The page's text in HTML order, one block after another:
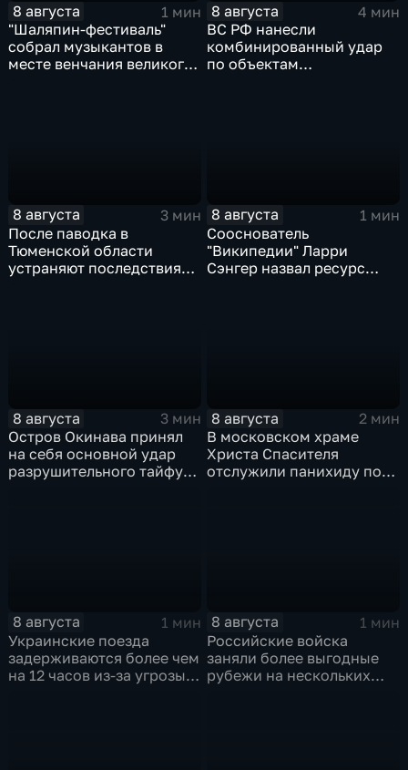
8 августа
1 мин
"Шаляпин‑фестиваль"
собрал музыкантов в
месте венчания великого
8 августа
4 мин
ВС РФ нанесли
комбинированный удар
по объектам
8 августа
3 мин
После паводка в
Тюменской области
устраняют последствия
8 августа
1 мин
Сооснователь
"Википедии" Ларри
Сэнгер назвал ресурс
8 августа
3 мин
Остров Окинава принял
на себя основной удар
разрушительного тайфуна
8 августа
2 мин
В московском храме
Христа Спасителя
отслужили панихиду по
8 августа
1 мин
Украинские поезда
задерживаются более чем
на 12 часов из-за угрозы
8 августа
1 мин
Российские войска
заняли более выгодные
рубежи на нескольких